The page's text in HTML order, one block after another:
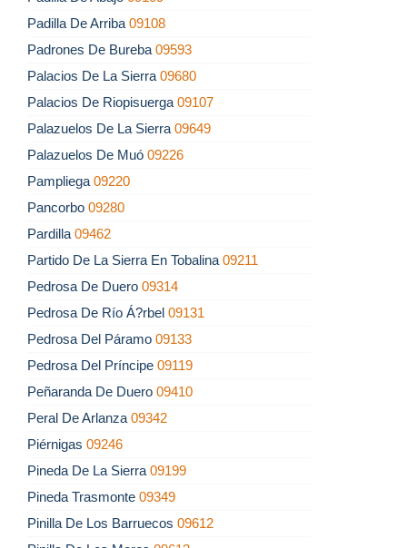
Padilla De Arriba 09108
Padrones De Bureba 09593
Palacios De La Sierra 09680
Palacios De Riopisuerga 09107
Palazuelos De La Sierra 09649
Palazuelos De Muó 09226
Pampliega 09220
Pancorbo 09280
Pardilla 09462
Partido De La Sierra En Tobalina 09211
Pedrosa De Duero 09314
Pedrosa De Río Á?rbel 09131
Pedrosa Del Páramo 09133
Pedrosa Del Príncipe 09119
Peñaranda De Duero 09410
Peral De Arlanza 09342
Piérnigas 09246
Pineda De La Sierra 09199
Pineda Trasmonte 09349
Pinilla De Los Barruecos 09612